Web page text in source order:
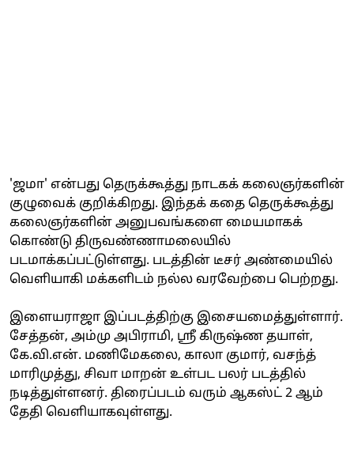
'ஜமா' என்பது தெருக்கூத்து நாடகக் கலைஞர்களின்
குழுவைக் குறிக்கிறது. இந்தக் கதை தெருக்கூத்து
கலைஞர்களின் அனுபவங்களை மையமாகக்
கொண்டு திருவண்ணாமலையில்
படமாக்கப்பட்டுள்ளது. படத்தின் டீசர் அண்மையில்
வெளியாகி மக்களிடம் நல்ல வரவேற்பை பெற்றது.
இளையராஜா இப்படத்திற்கு இசையமைத்துள்ளார்.
சேத்தன், அம்மு அபிராமி, ஸ்ரீ கிருஷ்ண தயாள்,
கே.வி.என். மணிமேகலை, காலா குமார், வசந்த்
மாரிமுத்து, சிவா மாறன் உள்பட பலர் படத்தில்
நடித்துள்ளனர். திரைப்படம் வரும் ஆகஸ்ட் 2 ஆம்
தேதி வெளியாகவுள்ளது.